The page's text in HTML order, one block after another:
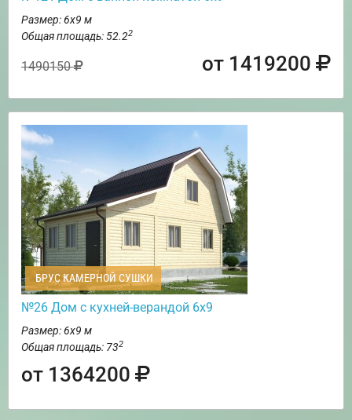
Размер: 6х9 м
Общая площадь: 52.22
1490150 от 1419200
БРУС КАМЕРНОЙ СУШКИ
№26 Дом с кухней-верандой 6х9
Размер: 6х9 м
Общая площадь: 732
от 1364200